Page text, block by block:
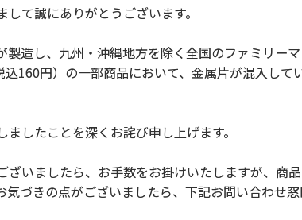
て誠にありがとうございます。
造し、九州・沖縄地方を除く全国のファミリー
円）の一部商品において、金属片が混入して
したことを深くお詫び申し上げます。
いましたら、お手数をお掛けいたしますが、商
づきの点がございましたら、下記お問い合わせ